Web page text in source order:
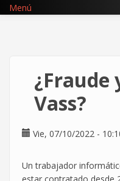
Pasar
Menú
¿Fraude
Vass?
Vie, 07/10/2022 -
Un trabajador